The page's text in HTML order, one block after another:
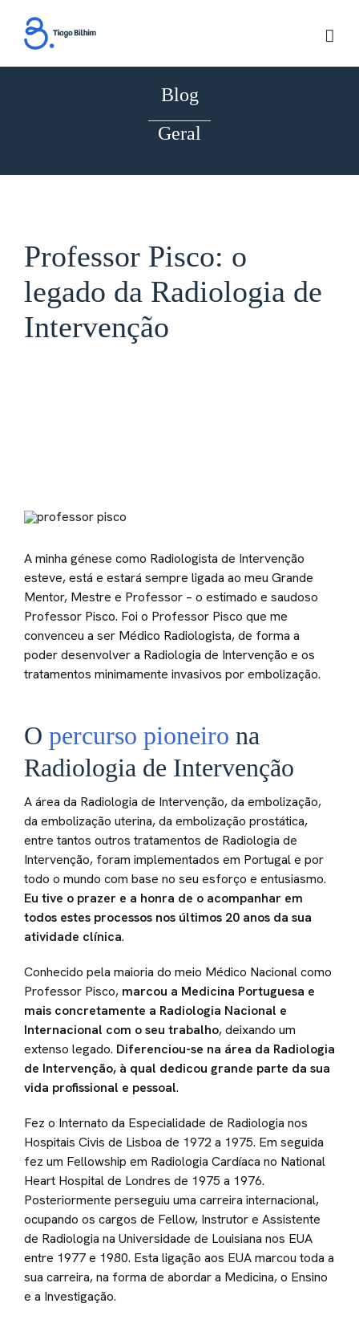
content
Blog
Geral
Professor Pisco: o
legado da Radiologia de
Intervenção
A minha génese como Radiologista de Intervenção
esteve, está e estará sempre ligada ao meu Grande
Mentor, Mestre e Professor – o estimado e saudoso
Professor Pisco. Foi o Professor Pisco que me
convenceu a ser Médico Radiologista, de forma a
poder desenvolver a Radiologia de Intervenção e os
tratamentos minimamente invasivos por embolização.
O percurso pioneiro na
Radiologia de Intervenção
A área da Radiologia de Intervenção, da embolização,
da embolização uterina, da embolização prostática,
entre tantos outros tratamentos de Radiologia de
Intervenção, foram implementados em Portugal e por
todo o mundo com base no seu esforço e entusiasmo.
Eu tive o prazer e a honra de o acompanhar em
todos estes processos nos últimos 20 anos da sua
atividade clínica.
Conhecido pela maioria do meio Médico Nacional como
Professor Pisco, marcou a Medicina Portuguesa e
mais concretamente a Radiologia Nacional e
Internacional com o seu trabalho, deixando um
extenso legado. Diferenciou-se na área da Radiologia
de Intervenção, à qual dedicou grande parte da sua
vida profissional e pessoal.
Fez o Internato da Especialidade de Radiologia nos
Hospitais Civis de Lisboa de 1972 a 1975. Em seguida
fez um Fellowship em Radiologia Cardíaca no National
Heart Hospital de Londres de 1975 a 1976.
Posteriormente perseguiu uma carreira internacional,
ocupando os cargos de Fellow, Instrutor e Assistente
de Radiologia na Universidade de Louisiana nos EUA
entre 1977 e 1980. Esta ligação aos EUA marcou toda a
sua carreira, na forma de abordar a Medicina, o Ensino
e a Investigação.